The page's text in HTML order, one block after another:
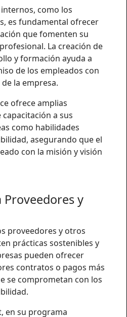
como los
es fundamental ofrecer
que fomenten su
La creación de
y formación ayuda a
de los empleados con
la empresa.
ofrece amplias
a sus
como habilidades
asegurando que el
con la misión y visión
y
proveedores y otros
prácticas sostenibles y
pueden ofrecer
contratos o pagos más
se comprometan con los
en su programa